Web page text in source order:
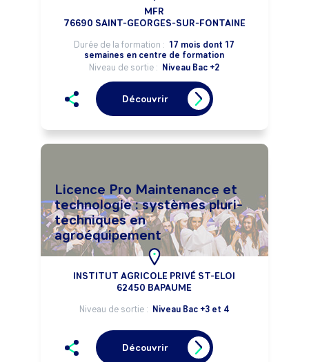
MFR
76690 SAINT-GEORGES-SUR-FONTAINE
Durée de la formation : 17 mois dont 17
semaines en centre de formation
Niveau de sortie : Niveau Bac +2
Découvrir
Licence Pro Maintenance et
technologie : systèmes pluri-
techniques en
agroéquipement
INSTITUT AGRICOLE PRIVÉ ST-ELOI
62450 BAPAUME
Niveau de sortie : Niveau Bac +3 et 4
Découvrir